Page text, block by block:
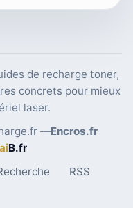
de recharge toner,
concrets pour mieux
laser.
—Encros.fr
aiB.fr
RSS